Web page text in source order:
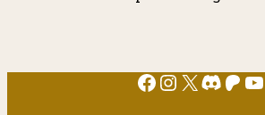
Facebook
Instagram
X